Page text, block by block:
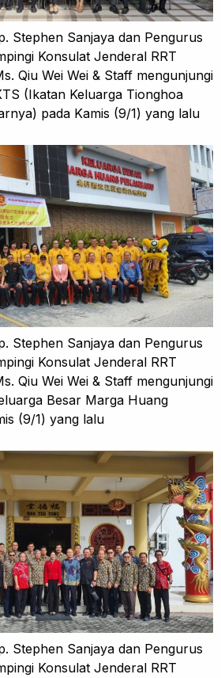
Stephen Sanjaya dan Pengurus
Konsulat Jenderal RRT
Qiu Wei Wei & Staff mengunjungi
(Ikatan Keluarga Tionghoa
pada Kamis (9/1) yang lalu
Stephen Sanjaya dan Pengurus
Konsulat Jenderal RRT
Qiu Wei Wei & Staff mengunjungi
Besar Marga Huang
(9/1) yang lalu
Stephen Sanjaya dan Pengurus
Konsulat Jenderal RRT